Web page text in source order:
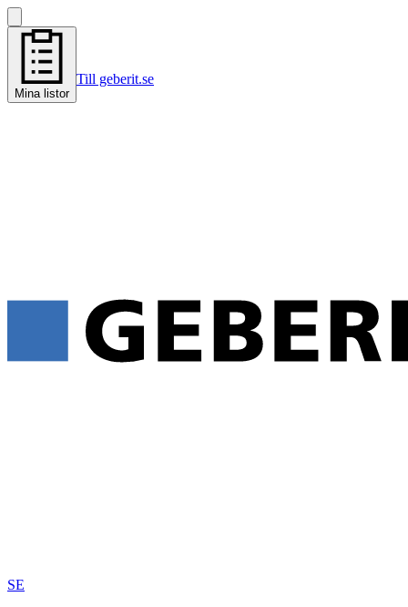
Mina listor
Till geberit.se
SE